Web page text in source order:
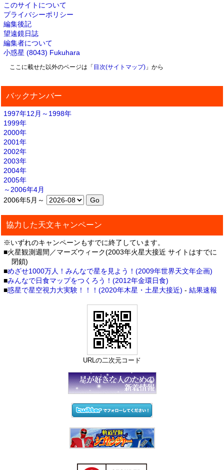
このサイトについて
プライバシーポリシー
編集後記
望遠鏡日誌
編集者について
小惑星 (8043) Fukuhara
ここに載せた以外のページは「 目次(サイトマップ)」から
バックナンバー
1997年12月～1998年
1999年
2000年
2001年
2002年
2003年
2004年
2005年
～2006年4月
2006年5月～
協力した天文キャンペーン
※いずれのキャンペーンもすでに終了しています。
■火星観測週間／マーズウィーク(2003年火星大接近 サイトはすでに
閉鎖)
■めざせ1000万人！みんなで星を見よう！(2009年世界天文年企画)
■みんなで日食マップをつくろう！(2012年金環日食)
■惑星で星空視力大実験！！！(2020年木星・土星大接近) - 結果速報
URLの二次元コード